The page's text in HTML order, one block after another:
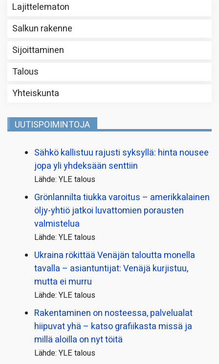
Lajittelematon
Salkun rakenne
Sijoittaminen
Talous
Yhteiskunta
UUTISPOIMINTOJA
Sähkö kallistuu rajusti syksyllä: hinta nousee
jopa yli yhdeksään senttiin
Lähde: YLE talous
Grönlannilta tiukka varoitus – amerikkalainen
öljy-yhtiö jatkoi luvattomien porausten
valmistelua
Lähde: YLE talous
Ukraina rökittää Venäjän taloutta monella
tavalla – asiantuntijat: Venäjä kurjistuu,
mutta ei murru
Lähde: YLE talous
Rakentaminen on nosteessa, palvelualat
hiipuvat yhä – katso grafiikasta missä ja
millä aloilla on nyt töitä
Lähde: YLE talous